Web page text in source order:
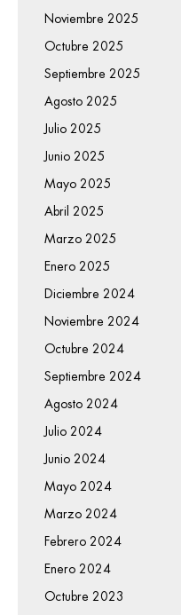
Noviembre 2025
Octubre 2025
Septiembre 2025
Agosto 2025
Julio 2025
Junio 2025
Mayo 2025
Abril 2025
Marzo 2025
Enero 2025
Diciembre 2024
Noviembre 2024
Octubre 2024
Septiembre 2024
Agosto 2024
Julio 2024
Junio 2024
Mayo 2024
Marzo 2024
Febrero 2024
Enero 2024
Octubre 2023